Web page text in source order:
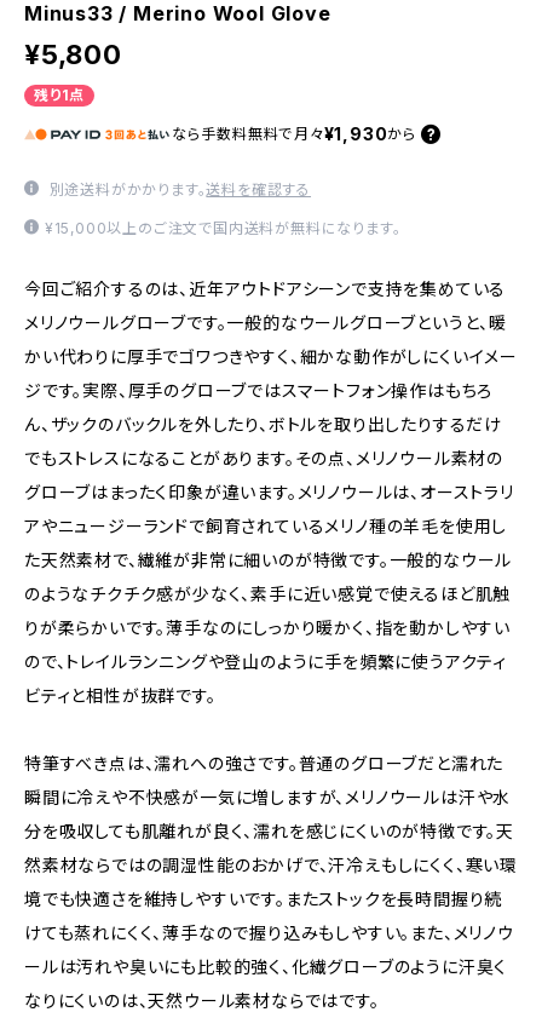
Minus33 / Merino Wool Glove
¥5,800
残り1点
なら 手数料無料で 月々¥1,930から
別途送料がかかります。送料を確認する
¥15,000以上のご注文で国内送料が無料になります。
今回ご紹介するのは、近年アウトドアシーンで支持を集めている
メリノウールグローブです。一般的なウールグローブというと、暖
かい代わりに厚手でゴワつきやすく、細かな動作がしにくいイメー
ジです。実際、厚手のグローブではスマートフォン操作はもちろ
ん、ザックのバックルを外したり、ボトルを取り出したりするだけ
でもストレスになることがあります。その点、メリノウール素材の
グローブはまったく印象が違います。メリノウールは、オーストラリ
アやニュージーランドで飼育されているメリノ種の羊毛を使用し
た天然素材で、繊維が非常に細いのが特徴です。一般的なウール
のようなチクチク感が少なく、素手に近い感覚で使えるほど肌触
りが柔らかいです。薄手なのにしっかり暖かく、指を動かしやすい
ので、トレイルランニングや登山のように手を頻繁に使うアクティ
ビティと相性が抜群です。
特筆すべき点は、濡れへの強さです。普通のグローブだと濡れた
瞬間に冷えや不快感が一気に増しますが、メリノウールは汗や水
分を吸収しても肌離れが良く、濡れを感じにくいのが特徴です。天
然素材ならではの調湿性能のおかげで、汗冷えもしにくく、寒い環
境でも快適さを維持しやすいです。またストックを長時間握り続
けても蒸れにくく、薄手なので握り込みもしやすい。また、メリノウ
ールは汚れや臭いにも比較的強く、化繊グローブのように汗臭く
なりにくいのは、天然ウール素材ならではです。